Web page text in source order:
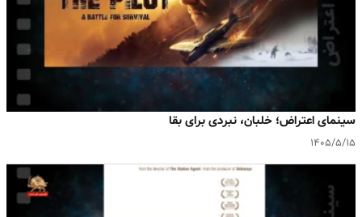
سینمای اعتراض؛ خلبان، نبردی برای بقا
۱۴۰۵/۵/۱۵